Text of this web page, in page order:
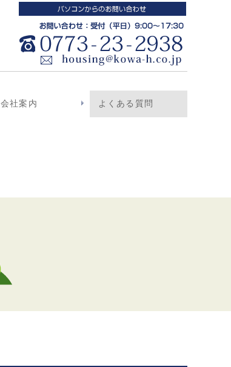
会社案内 よくある質問